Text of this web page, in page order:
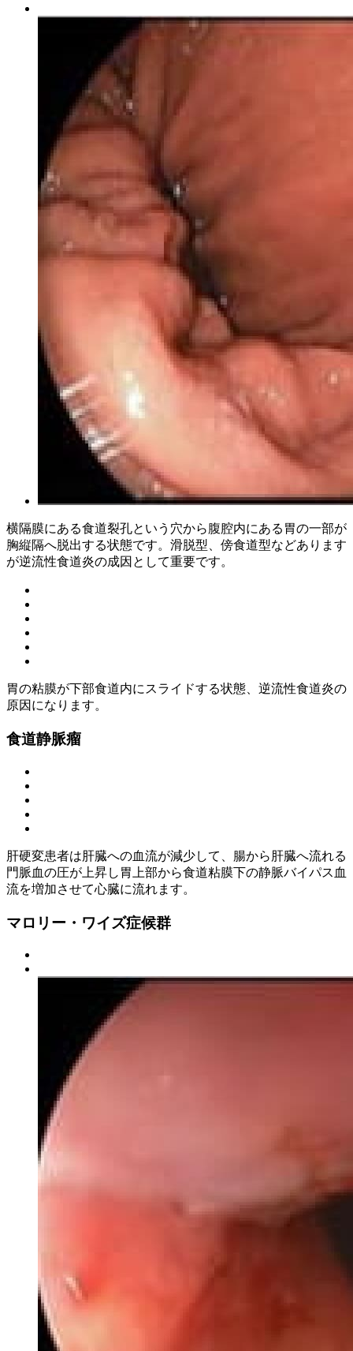
横隔膜にある食道裂孔という穴から腹腔内にある胃の一部が
胸縦隔へ脱出する状態です。滑脱型、傍食道型などあります
が逆流性食道炎の成因として重要です。
胃の粘膜が下部食道内にスライドする状態、逆流性食道炎の
原因になります。
食道静脈瘤
肝硬変患者は肝臓への血流が減少して、腸から肝臓へ流れる
門脈血の圧が上昇し胃上部から食道粘膜下の静脈バイパス血
流を増加させて心臓に流れます。
マロリー・ワイズ症候群